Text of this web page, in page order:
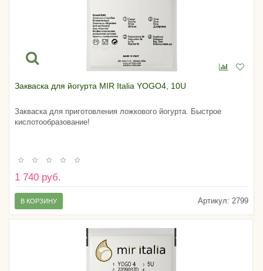
Закваска для йогурта MIR Italia YOGO4, 10U
Закваска для приготовления ложкового йогурта. Быстрое
кислотообразование!
1 740 руб.
Артикул: 2799
В КОРЗИНУ